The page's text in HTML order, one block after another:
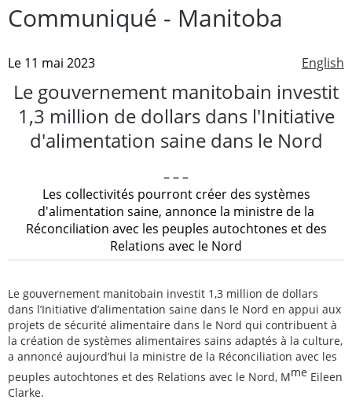
Communiqué - Manitoba
English
Le 11 mai 2023
Le gouvernement manitobain investit
1,3 million de dollars dans l'Initiative
d'alimentation saine dans le Nord
– – –
Les collectivités pourront créer des systèmes
d'alimentation saine, annonce la ministre de la
Réconciliation avec les peuples autochtones et des
Relations avec le Nord
Le gouvernement manitobain investit 1,3 million de dollars
dans l’Initiative d’alimentation saine dans le Nord en appui aux
projets de sécurité alimentaire dans le Nord qui contribuent à
la création de systèmes alimentaires sains adaptés à la culture,
a annoncé aujourd’hui la ministre de la Réconciliation avec les
peuples autochtones et des Relations avec le Nord, Mme Eileen
Clarke.